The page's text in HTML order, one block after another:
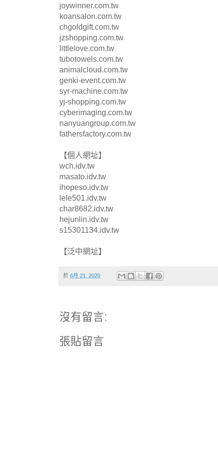
joywinner.com.tw
koansalon.com.tw
chgoldgift.com.tw
jzshopping.com.tw
littlelove.com.tw
tubotowels.com.tw
animalcloud.com.tw
genki-event.com.tw
syr-machine.com.tw
yj-shopping.com.tw
cyberimaging.com.tw
nanyuangroup.com.tw
fathersfactory.com.tw
【個人網址】
wch.idv.tw
masato.idv.tw
ihopeso.idv.tw
lele501.idv.tw
char8682.idv.tw
hejunlin.idv.tw
s15301134.idv.tw
【泛中網址】
於 6月 21, 2020
沒有留言:
張貼留言